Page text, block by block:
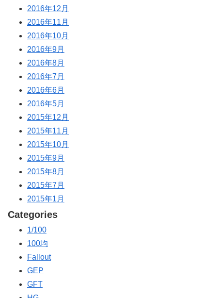
2016年12月
2016年11月
2016年10月
2016年9月
2016年8月
2016年7月
2016年6月
2016年5月
2015年12月
2015年11月
2015年10月
2015年9月
2015年8月
2015年7月
2015年1月
Categories
1/100
100均
Fallout
GEP
GFT